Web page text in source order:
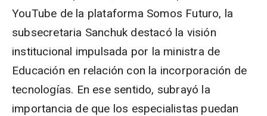
YouTube de la plataforma Somos Futuro, la
subsecretaria Sanchuk destacó la visión
institucional impulsada por la ministra de
Educación en relación con la incorporación de
tecnologías. En ese sentido, subrayó la
importancia de que los especialistas puedan